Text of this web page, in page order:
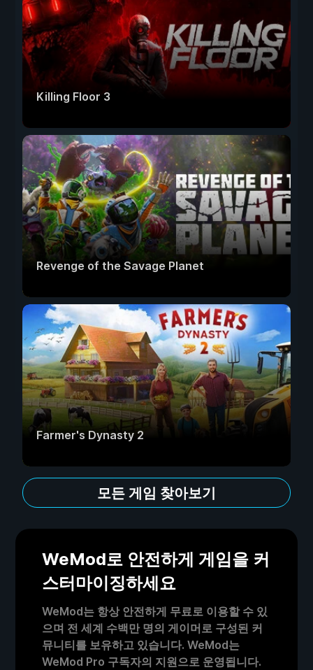
Killing Floor 3
Revenge of the Savage Planet
Farmer's Dynasty 2
모든 게임 찾아보기
WeMod로 안전하게 게임을 커
스터마이징하세요
WeMod는 항상 안전하게 무료로 이용할 수 있
으며 전 세계 수백만 명의 게이머로 구성된 커
뮤니티를 보유하고 있습니다. WeMod는
WeMod Pro 구독자의 지원으로 운영됩니다.